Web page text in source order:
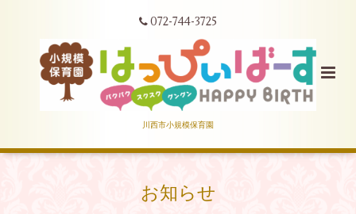
072-744-3725
川西市小規模保育園
お知らせ